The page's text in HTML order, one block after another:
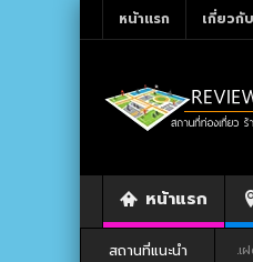
หน้าแรก เกี่ยวกั
หน้าแรก
สถานที่แนะนำ
ร้านอาหาร By แม่แฝด